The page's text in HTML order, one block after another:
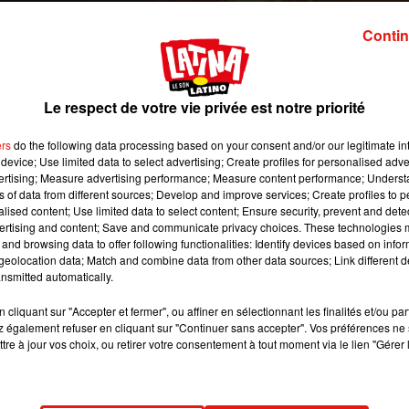
de porter plainte. Récit.
Abcde, prononcé « Abi-cidi » en anglais. Alors que
ses collègues du prénom de la petite fille. Contactée par
à rigoler, à montrer ma fille du doigt, à rire avec
prénom»(vidéo ci-dessous).
a child's name and the situation set off a social media
on the@WBAP247NEWS update at 7:30. [photo yahoo
83HOpGrMW4
avec son smartphone, il a pris une photo(ci-dessu)de la
réseaux sociaux. Rapidement mise au courant, la
à la famille :
Le respect de votre vie privée est notre priorité
do the following data processing based on your consent and/or our legitimate
Use limited data to select advertising; Create profiles for personalised
Measure advertising performance; Measure content performance;
of data from different sources; Develop and improve services; Create profiles to
content; Use limited data to select content; Ensure security, prevent and
and content; Save and communicate privacy choices. These technologies
browsing data to offer following functionalities: Identify devices based on
data; Match and combine data from other data sources; Link different
automatically.
cliquant sur "Accepter et fermer", ou affiner en sélectionnant les finalités et/ou
également refuser en cliquant sur "Continuer sans accepter". Vos préférences
à jour vos choix, ou retirer votre consentement à tout moment via le lien